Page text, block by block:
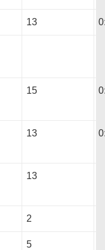
13
15
13
13
2
5